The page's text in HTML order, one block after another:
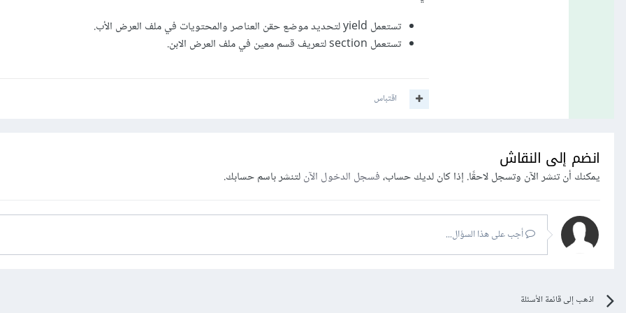
تستعمل yield لتحديد موضع حقن العناصر والمحتويات في ملف العرض الأب.
تستعمل section لتعريف قسم معين في ملف العرض الابن.
اقتباس
انضم إلى النقاش
يمكنك أن تنشر الآن وتسجل لاحقًا. إذا كان لديك حساب،فسجل الدخول الآنلتنشر باسم حسابك.
أجب على هذا السؤال...
اذهب إلى قائمة الأسئلة